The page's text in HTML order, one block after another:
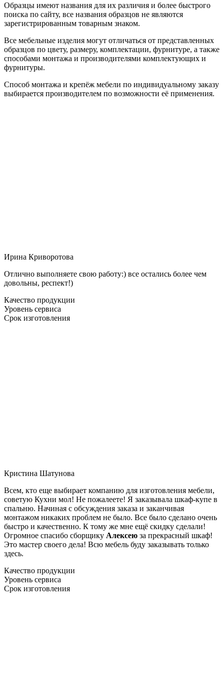
Образцы имеют названия для их различия и более быстрого
поиска по сайту, все названия образцов не являются
зарегистрированным товарным знаком.
Все мебельные изделия могут отличаться от представленных
образцов по цвету, размеру, комплектации, фурнитуре, а также
способами монтажа и производителями комплектующих и
фурнитуры.
Способ монтажа и крепёж мебели по индивидуальному заказу
выбирается производителем по возможности её применения.
Ирина Криворотова
Отлично выполняете свою работу:) все остались более чем
довольны, респект!)
Качество продукции
Уровень сервиса
Срок изготовления
Кристина Шатунова
Всем, кто еще выбирает компанию для изготовления мебели,
советую Кухни мол! Не пожалеете! Я заказывала шкаф-купе в
спальню. Начиная с обсуждения заказа и заканчивая
монтажом никаких проблем не было. Все было сделано очень
быстро и качественно. К тому же мне ещё скидку сделали!
Огромное спасибо сборщику Алексею за прекрасный шкаф!
Это мастер своего дела! Всю мебель буду заказывать только
здесь.
Качество продукции
Уровень сервиса
Срок изготовления